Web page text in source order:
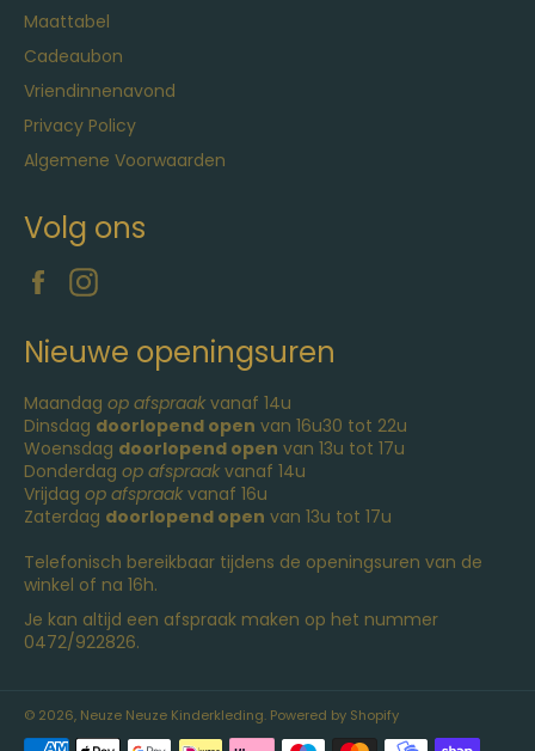
Maattabel
Cadeaubon
Vriendinnenavond
Privacy Policy
Algemene Voorwaarden
Volg ons
Facebook
Nieuwe openingsuren
Maandag op afspraak vanaf 14u
Dinsdag doorlopend open van 16u30 tot 22u
Woensdag doorlopend open van 13u tot 17u
Donderdag op afspraak vanaf 14u
Vrijdag op afspraak vanaf 16u
Zaterdag doorlopend open van 13u tot 17u
Telefonisch bereikbaar tijdens de openingsuren van de
winkel of na 16h.
Je kan altijd een afspraak maken op het nummer
0472/922826.
© 2026, Neuze Neuze Kinderkleding. Powered by Shopify
Betaalmethoden